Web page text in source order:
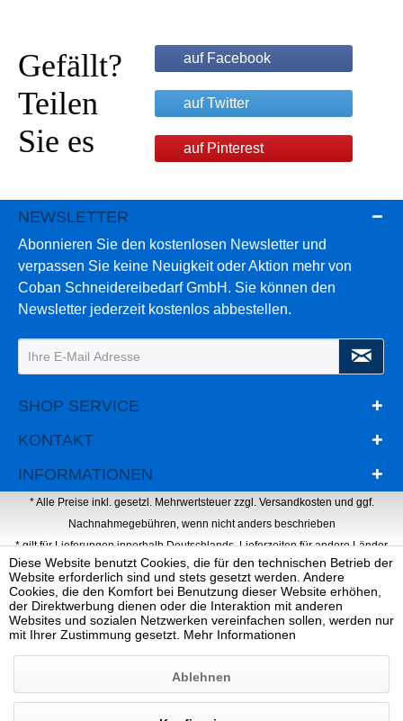
Gefällt?
Teilen
Sie es
auf Facebook
auf Twitter
auf Pinterest
NEWSLETTER
Abonnieren Sie den kostenlosen Newsletter und
verpassen Sie keine Neuigkeit oder Aktion mehr von
Coban Schneidereibedarf GmbH. Sie können den
Newsletter jederzeit kostenlos abbestellen.
SHOP SERVICE
KONTAKT
INFORMATIONEN
* Alle Preise inkl. gesetzl. Mehrwertsteuer zzgl. Versandkosten und ggf.
Nachnahmegebühren, wenn nicht anders beschrieben
* gilt für Lieferungen innerhalb Deutschlands, Lieferzeiten für andere Länder
entnehmen Sie bitte der Schaltfläche mit den Versandinformationen
Webdesign, Programmierung & Marketing von Ihrer Werbeagentur Dietz
Diese Website benutzt Cookies, die für den technischen Betrieb der
Website erforderlich sind und stets gesetzt werden. Andere
Cookies, die den Komfort bei Benutzung dieser Website erhöhen,
der Direktwerbung dienen oder die Interaktion mit anderen
Websites und sozialen Netzwerken vereinfachen sollen, werden nur
mit Ihrer Zustimmung gesetzt. Mehr Informationen
Ablehnen